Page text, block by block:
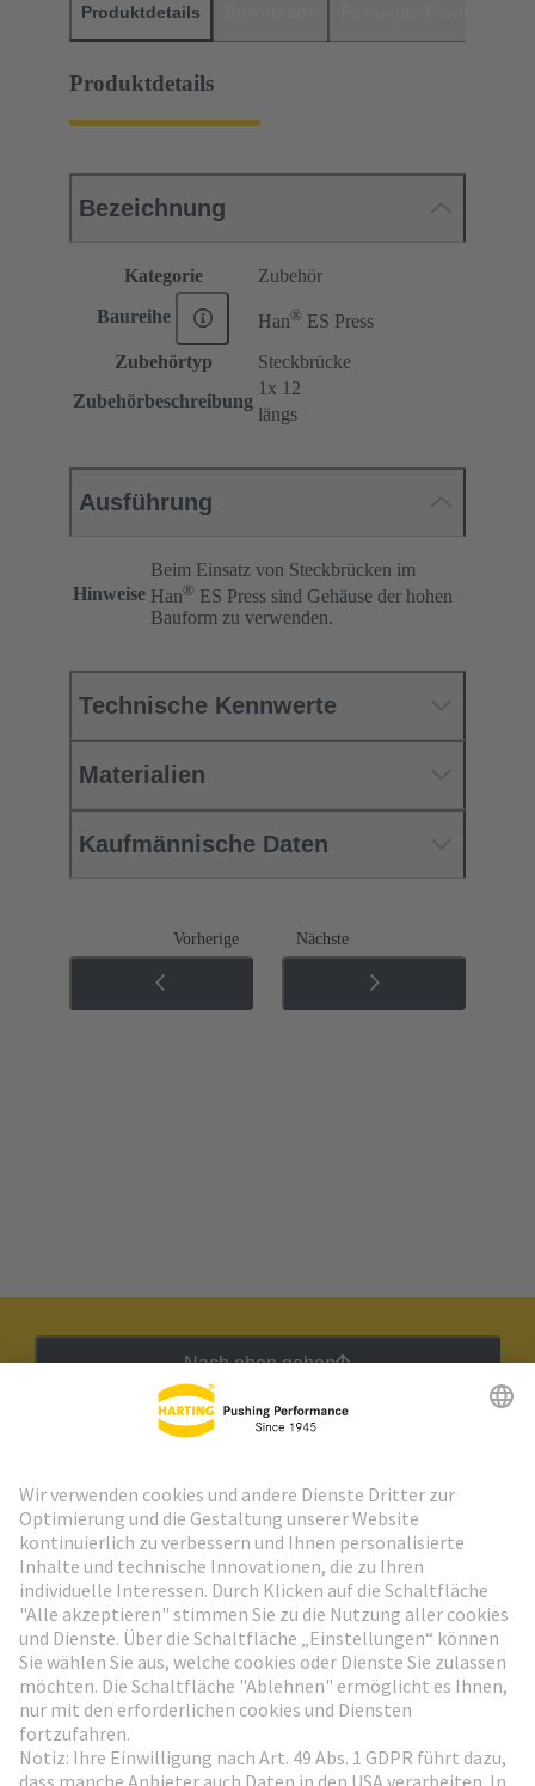
Produktdetails
Produktdetails
Bezeichnung
Kategorie Zubehör
Baureihe Han® ES Press
Zubehörtyp
Steckbrücke
Zubehörbeschreibung
1x 12
längs
Ausführung
Hinweise
Beim Einsatz von Steckbrücken im
Han® ES Press sind Gehäuse der hohen
Bauform zu verwenden.
Technische Kennwerte
Materialien
Kaufmännische Daten
Vorherige Nächste
Nach oben gehen
Weiter zur Anmeldung
Social Media